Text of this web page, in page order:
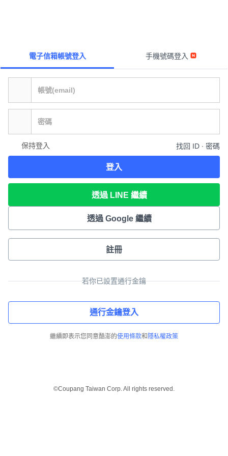
電子信箱帳號登入 手機號碼登入
保持登入 找回 ID ∙ 密碼
登入
透過 LINE 繼續
透過 Google 繼續
註冊
若你已設置通行金鑰
通行金鑰登入
繼續即表示您同意酷澎的使用條款和 隱私權政策
©Coupang Taiwan Corp. All rights reserved.